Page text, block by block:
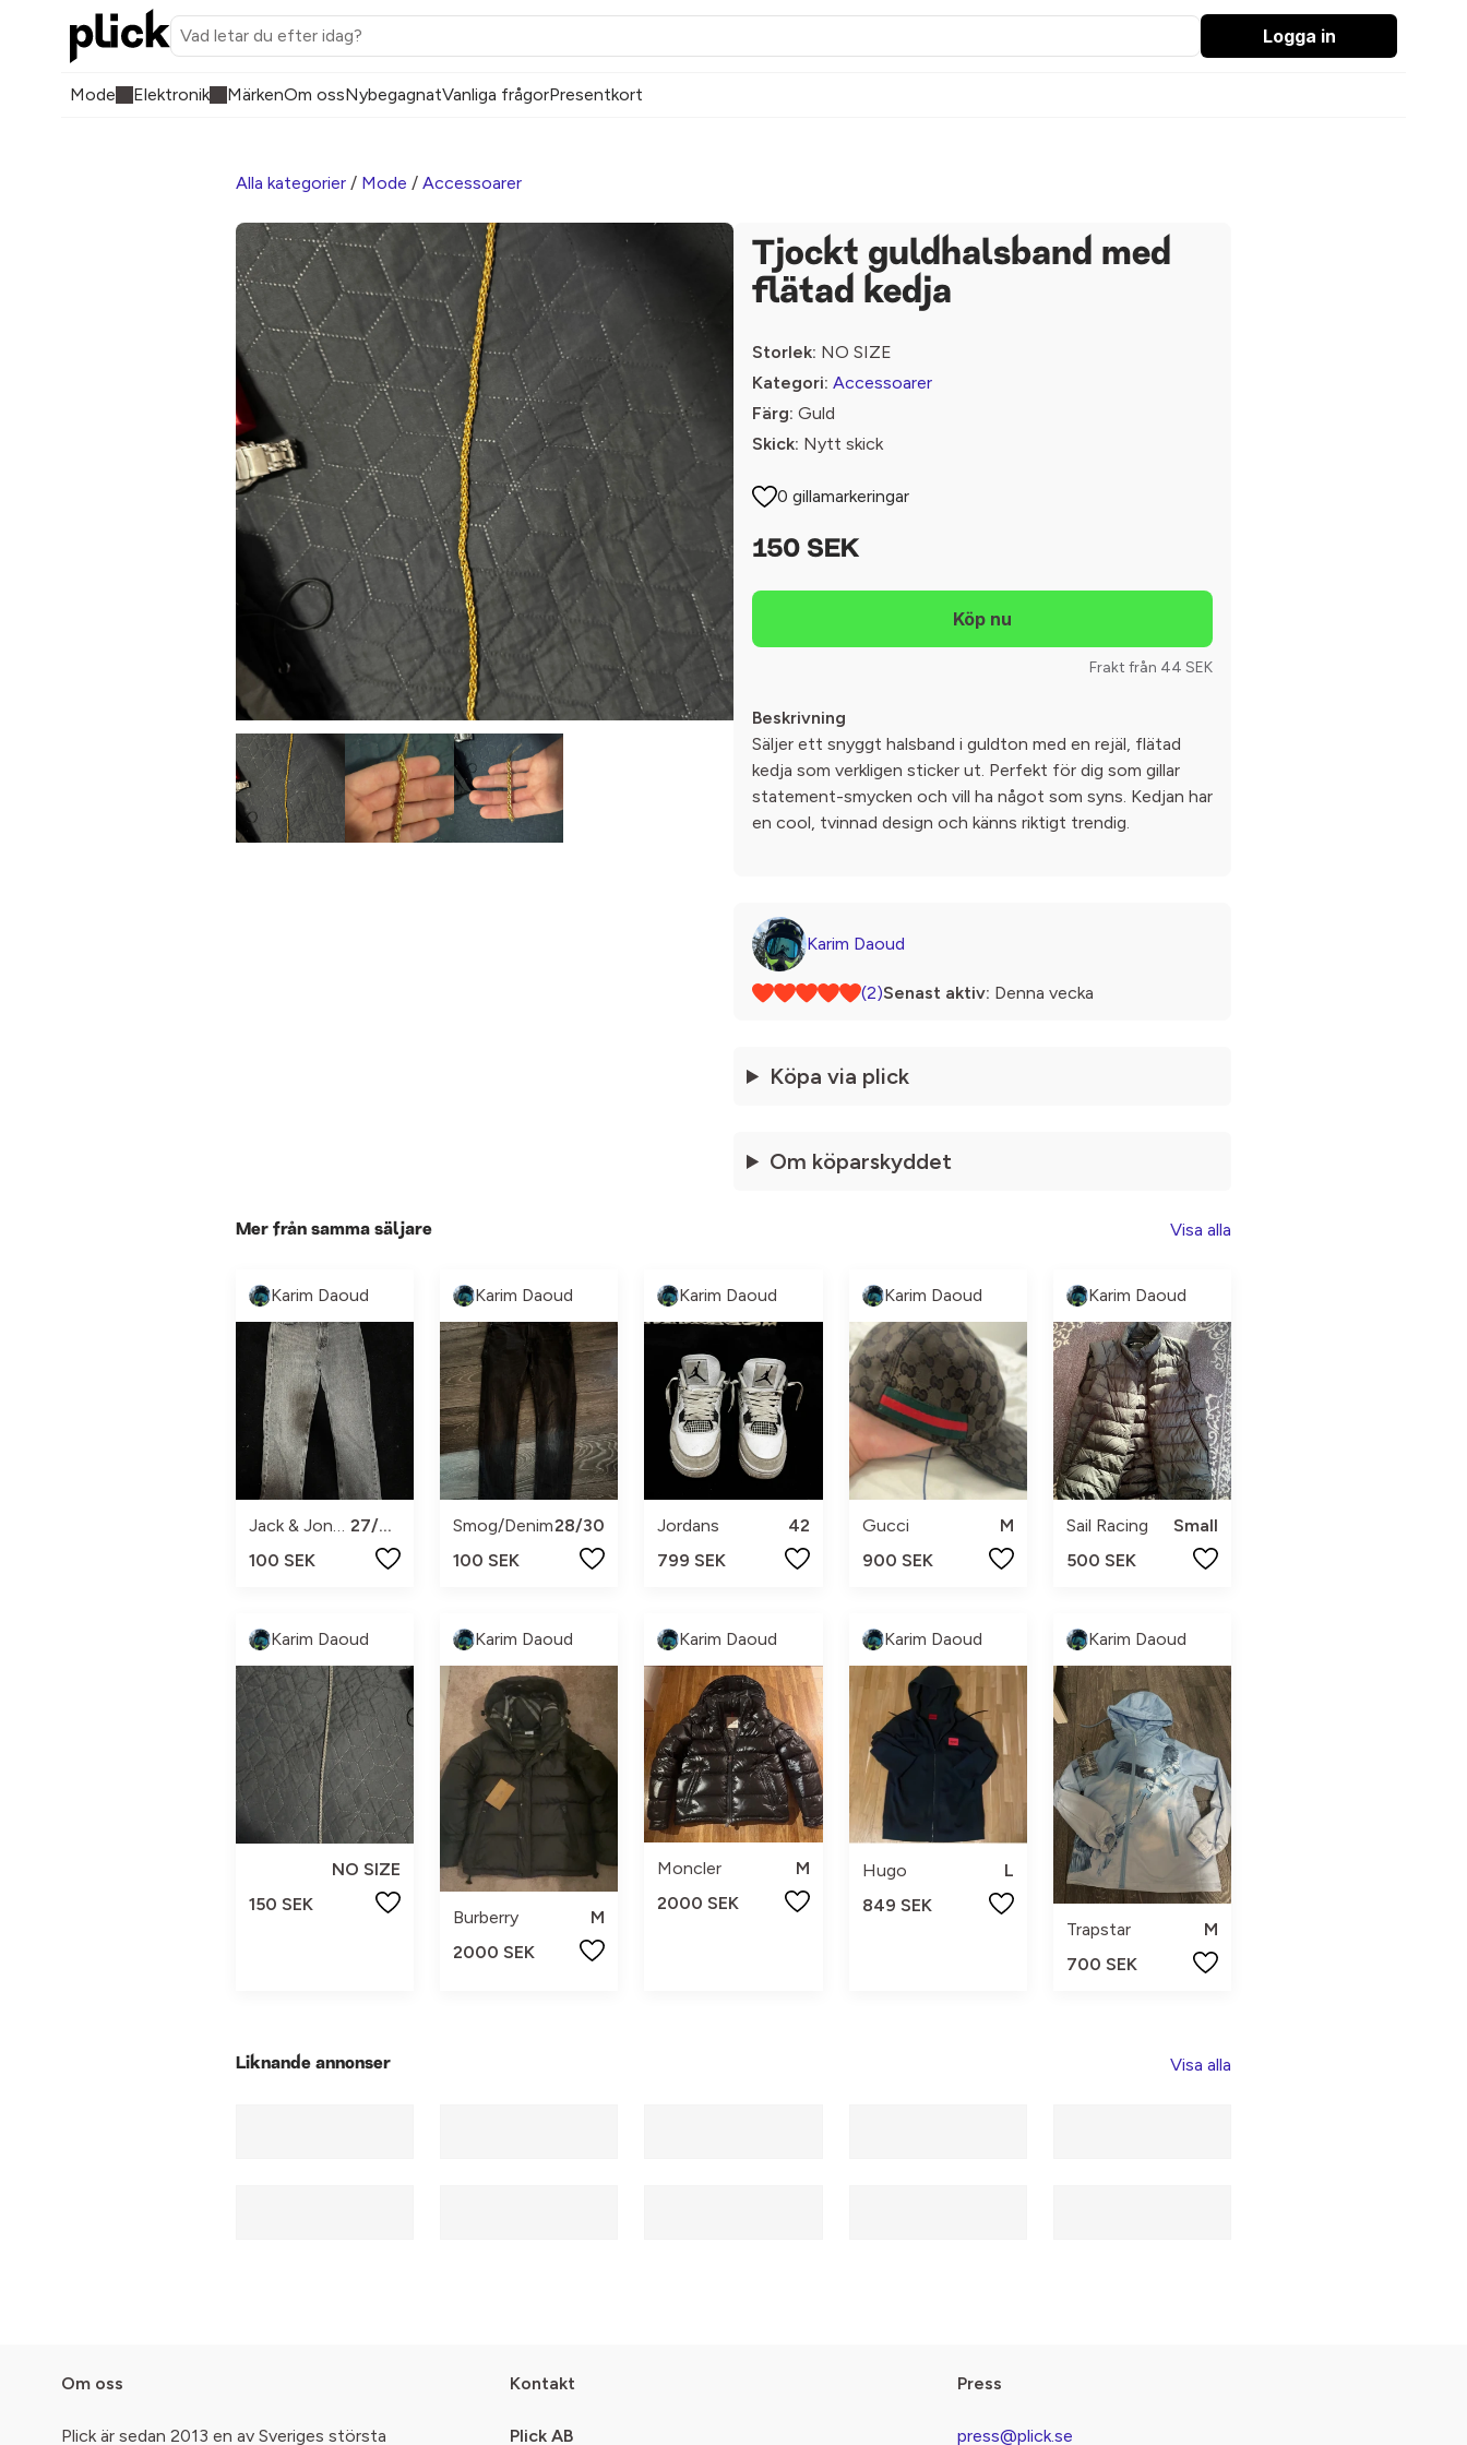
Logga in
Mode Elektronik MärkenOm ossNybegagnatVanliga frågorPresentkort
Alla kategorier / Mode / Accessoarer
Tjockt guldhalsband med
flätad kedja
Storlek: NO SIZE
Kategori: Accessoarer
Färg: Guld
Skick: Nytt skick
0 gillamarkeringar
150 SEK
Frakt från 44 SEK
Beskrivning
Säljer ett snyggt halsband i guldton med en rejäl, flätad
kedja som verkligen sticker ut. Perfekt för dig som gillar
statement-smycken och vill ha något som syns. Kedjan har
en cool, tvinnad design och känns riktigt trendig.
Karim Daoud
(2)Senast aktiv: Denna vecka
Köpa via plick
Om köparskyddet
Mer från samma säljare Visa alla
Karim Daoud
Jack & Jones
27/30
100 SEK
Karim Daoud
Smog/Denim28/30
100 SEK
Karim Daoud
Jordans
42
799 SEK
Karim Daoud
Gucci
M
900 SEK
Karim Daoud
Sail Racing
Small
500 SEK
Karim Daoud
NO SIZE
150 SEK
Karim Daoud
Burberry
M
2000 SEK
Karim Daoud
Moncler
M
2000 SEK
Karim Daoud
Hugo
L
849 SEK
Karim Daoud
Trapstar
M
700 SEK
Liknande annonser Visa alla
Om oss
Plick är sedan 2013 en av Sveriges största
Kontakt
Plick AB
Press
press@plick.se